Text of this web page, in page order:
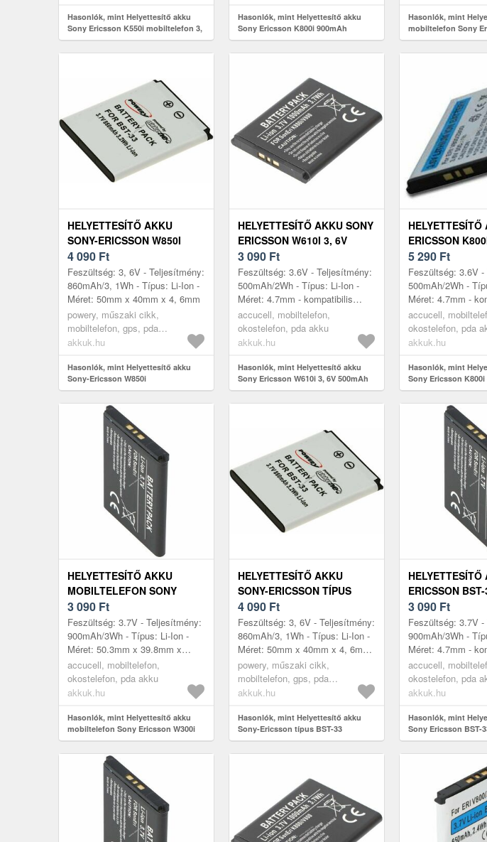
Hasonlók, mint Helyettesítő akku
Sony Ericsson K550i mobiltelefon 3,
6V 500mAh Li-Ion
Hasonlók, mint Helyettesítő akku
Sony Ericsson K800i 900mAh
mobiltelefon
Hasonlók, mint
mobiltelefon Sony
7V 900mAh Li-ion
HELYETTESÍTŐ AKKU
SONY-ERICSSON W850I
4 090 Ft
Feszültség: 3, 6V - Teljesítmény:
860mAh/3, 1Wh - Típus: Li-Ion -
Méret: 50mm x 40mm x 4, 6mm
powery, műszaki cikk,
mobiltelefon, gps, pda
akkumulátor, töltő
akkuk.hu
Hasonlók, mint Helyettesítő akku
Sony-Ericsson W850i
HELYETTESÍTŐ AKKU SONY
ERICSSON W610I 3, 6V
500MAH MOBILTELEFON LI-
ION
3 090 Ft
Feszültség: 3.6V - Teljesítmény:
500mAh/2Wh - Típus: Li-Ion -
Méret: 4.7mm - kompatibilis
modellek: W610i, Sony Ericsson
W610i, K810i, K800i, M600i...
accucell, mobiltelefon,
okostelefon, pda akku
akkuk.hu
Hasonlók, mint Helyettesítő akku
Sony Ericsson W610i 3, 6V 500mAh
mobiltelefon Li-Ion
HELYETTESÍTŐ
ERICSSON
500MAH BST-33
5 290 Ft
Feszültség: 3.6V
500mAh/2Wh -
Méret: 4.7mm -
modellek: K800i,
K800i, M600i,
accucell,
okostelefon, pda
akkuk.hu
Hasonlók, mint
Sony Ericsson K800i
BST-33 mobiltelefon
HELYETTESÍTŐ AKKU
MOBILTELEFON SONY
ERICSSON W300I 900MAH
3 090 Ft
Feszültség: 3.7V - Teljesítmény:
900mAh/3Wh - Típus: Li-Ion -
Méret: 50.3mm x 39.8mm x
4.7mm - kompatibilis modellek:
W300i, Sony Ericsson K550i,
K...
accucell, mobiltelefon,
okostelefon, pda akku
akkuk.hu
Hasonlók, mint Helyettesítő akku
mobiltelefon Sony Ericsson W300i
900mAh
HELYETTESÍTŐ AKKU
SONY-ERICSSON TÍPUS
BST-33
4 090 Ft
Feszültség: 3, 6V - Teljesítmény:
860mAh/3, 1Wh - Típus: Li-Ion -
Méret: 50mm x 40mm x 4, 6mm
- kompatibilis modellek: Sony-
Ericsson C702, C903, C9...
powery, műszaki cikk,
mobiltelefon, gps, pda
akkumulátor, töltő
akkuk.hu
Hasonlók, mint Helyettesítő akku
Sony-Ericsson típus BST-33
HELYETTESÍTŐ
ERICSSON
6V 900MAH
LI-ION
3 090 Ft
Feszültség: 3.7V
900mAh/3Wh -
Méret: 4.7mm -
modellek: V800,
K550i, K800i,
accucell,
okostelefon, pda
akkuk.hu
Hasonlók, mint
Sony Ericsson BST-
900mAh